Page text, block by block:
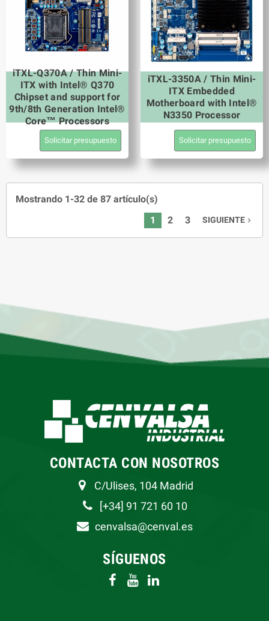
iTXL-Q370A / Thin Mini-
ITX with Intel® Q370
Chipset and support for
9th/8th Generation Intel®
Core™ Processors
Solicitar presupuesto
iTXL-3350A / Thin Mini-
ITX Embedded
Motherboard with Intel®
N3350 Processor
Solicitar presupuesto
Mostrando 1-32 de 87 artículo(s)
1
2 3 SIGUIENTE 
CONTACTA CON NOSOTROS
C/Ulises, 104 Madrid
[+34] 91 721 60 10
cenvalsa@cenval.es
SÍGUENOS